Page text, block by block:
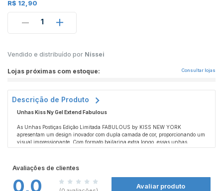
R$ 12,90
1
Vendido e distribuído por Nissei
Lojas próximas com estoque: Consultar lojas
Descrição de Produto
Unhas Kiss Ny Gel Extend Fabulous
As Unhas Postiças Edição Limitada FABULOUS by KISS NEW YORK
apresentam um design inovador com dupla camada de cor, proporcionando um
visual impressionante. Com formato bailarina extra longo, essas unhas
realçam a beleza das suas mãos, tornando-as ainda mais deslumbrantes.
uma unha KISS NEW YORK pode oferecer, ideal para quem busca estilo e
sofisticação com agilidade.
Avaliações de clientes
0,0 Avaliar produto